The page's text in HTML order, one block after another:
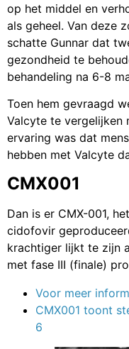
op het middel en
als geheel. Van deze
schatte Gunnar dat
gezondheid te
behandeling na 6-8
Toen hem gevraagd
Valcyte te vergelijken
ervaring was dat
hebben met Valcyte
CMX001
Dan is er CMX-001,
cidofovir
krachtiger lijkt te zijn
met fase III (finale)
Voor meer
CMX001 toont
6